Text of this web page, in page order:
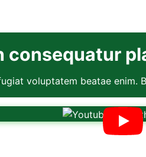
consequatur
voluptatem beatae enim.